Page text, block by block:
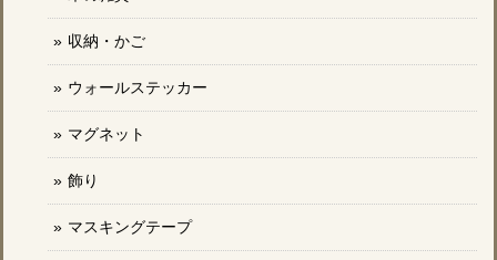
収納・かご
ウォールステッカー
マグネット
飾り
マスキングテープ